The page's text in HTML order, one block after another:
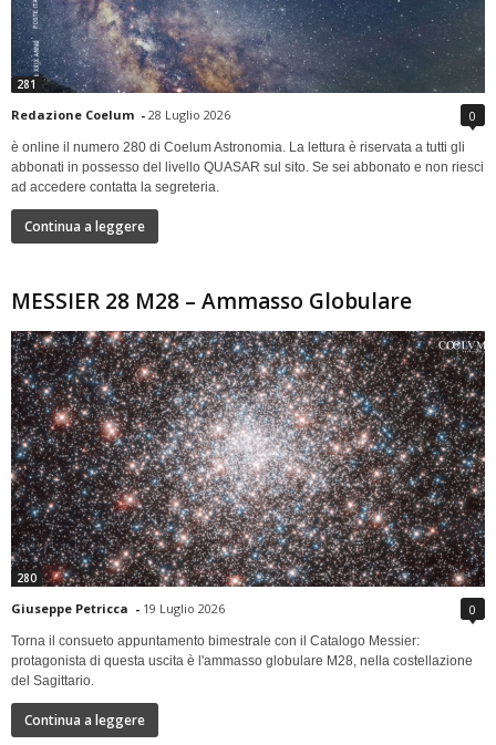
281
Redazione Coelum - 28 Luglio 2026 0
è online il numero 280 di Coelum Astronomia. La lettura è riservata a tutti gli
abbonati in possesso del livello QUASAR sul sito. Se sei abbonato e non riesci
ad accedere contatta la segreteria.
Continua a leggere
MESSIER 28 M28 – Ammasso Globulare
280
Giuseppe Petricca - 19 Luglio 2026 0
Torna il consueto appuntamento bimestrale con il Catalogo Messier:
protagonista di questa uscita è l'ammasso globulare M28, nella costellazione
del Sagittario.
Continua a leggere